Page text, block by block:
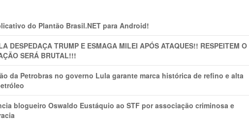
do Plantão Brasil.NET para Android!
DESPEDAÇA TRUMP E ESMAGA MILEI APÓS ATAQUES!! RESPEITEM O
SERÁ BRUTAL!!!
da Petrobras no governo Lula garante marca histórica de refino e alta
blogueiro Oswaldo Eustáquio ao STF por associação criminosa e